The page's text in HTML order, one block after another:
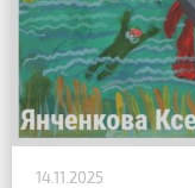
14.11.2025